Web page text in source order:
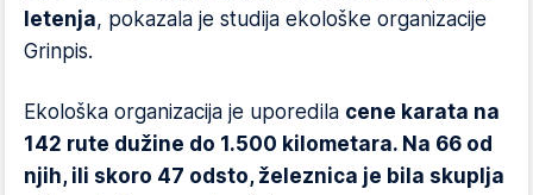
letenja, pokazala je studija ekološke organizacije
Grinpis.
Ekološka organizacija je uporedila cene karata na
142 rute dužine do 1.500 kilometara. Na 66 od
njih, ili skoro 47 odsto, železnica je bila skuplja